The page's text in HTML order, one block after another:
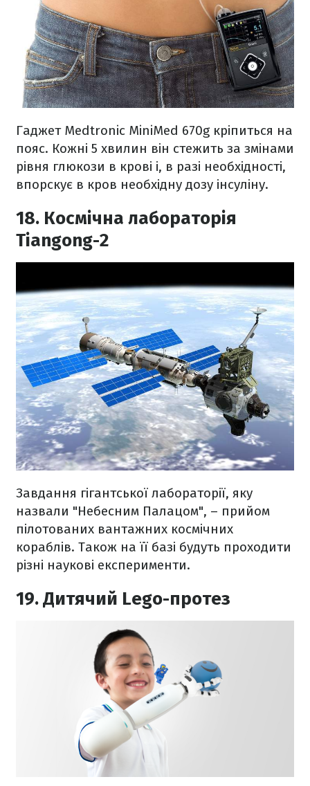
Гаджет Medtronic MiniMed 670g кріпиться на
пояс. Кожні 5 хвилин він стежить за змінами
рівня глюкози в крові і, в разі необхідності,
впорскує в кров необхідну дозу інсуліну.
18. Космічна лабораторія
Tiangong-2
Завдання гігантської лабораторії, яку
назвали "Небесним Палацом", – прийом
пілотованих вантажних космічних
кораблів. Також на її базі будуть проходити
різні наукові експерименти.
19. Дитячий Lego-протез